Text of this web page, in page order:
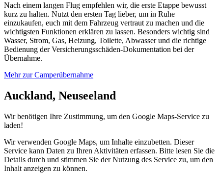
Nach einem langen Flug empfehlen wir, die erste Etappe bewusst
kurz zu halten. Nutzt den ersten Tag lieber, um in Ruhe
einzukaufen, euch mit dem Fahrzeug vertraut zu machen und die
wichtigsten Funktionen erklären zu lassen. Besonders wichtig sind
Wasser, Strom, Gas, Heizung, Toilette, Abwasser und die richtige
Bedienung der Versicherungsschäden-Dokumentation bei der
Übernahme.
Mehr zur Camperübernahme
Auckland, Neuseeland
Wir benötigen Ihre Zustimmung, um den Google Maps-Service zu
laden!
Wir verwenden Google Maps, um Inhalte einzubetten. Dieser
Service kann Daten zu Ihren Aktivitäten erfassen. Bitte lesen Sie die
Details durch und stimmen Sie der Nutzung des Service zu, um den
Inhalt anzeigen zu können.